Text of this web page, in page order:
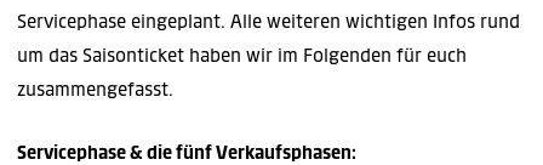
Servicephase eingeplant. Alle weiteren wichtigen Infos rund
um das Saisonticket haben wir im Folgenden für euch
zusammengefasst.
Servicephase & die fünf Verkaufsphasen: